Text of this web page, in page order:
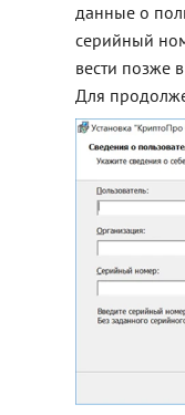
данные о
серийный
вести позже
Для